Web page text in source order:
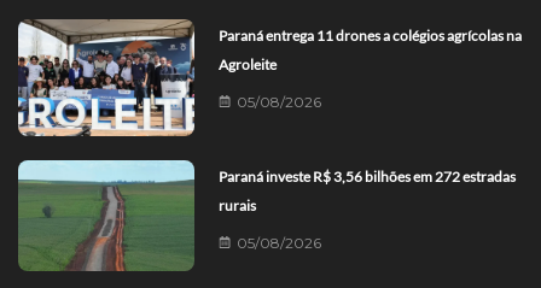
Paraná entrega 11 drones a colégios agrícolas na
Agroleite
05/08/2026
Paraná investe R$ 3,56 bilhões em 272 estradas
rurais
05/08/2026